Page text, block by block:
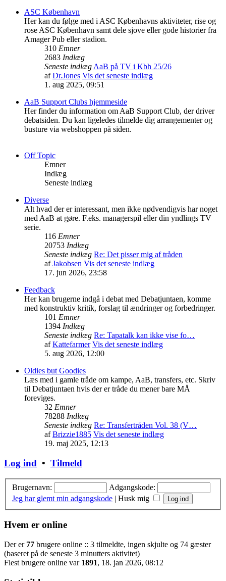
ASC København
Her kan du følge med i ASC Københavns aktiviteter, rise og
rose ASC København samt dele sjove eller gode historier fra
Amager Pub eller stadion.
310 Emner
2683 Indlæg
Seneste indlægAaB på TV i Kbh 25/26
afDr.Jones Vis det seneste indlæg
1. aug 2025, 09:51
AaB Support Clubs hjemmeside
Her finder du information om AaB Support Club, der driver
debatsiden. Du kan ligeledes tilmelde dig arrangementer og
busture via webshoppen på siden.
Off Topic
Emner
Indlæg
Seneste indlæg
Diverse
Alt hvad der er interessant, men ikke nødvendigvis har noget
med AaB at gøre. F.eks. managerspil eller din yndlings TV
serie.
116 Emner
20753 Indlæg
Seneste indlæg Re: Det pisser mig af tråden
afJakobsen Vis det seneste indlæg
17. jun 2026, 23:58
Feedback
Her kan brugerne indgå i debat med Debatjuntaen, komme
med konstruktiv kritik, forslag til ændringer og forbedringer.
101 Emner
1394 Indlæg
Seneste indlæg Re: Tapatalk kan ikke vise fo…
afKattefarmer Vis det seneste indlæg
5. aug 2026, 12:00
Oldies but Goodies
Læs med i gamle tråde om kampe, AaB, transfers, etc. Skriv
til Debatjuntaen hvis der er tråde du mener bare MÅ
foreviges.
32 Emner
78288 Indlæg
Seneste indlæg Re: Transfertråden Vol. 38 (V…
afBrizzie1885 Vis det seneste indlæg
19. maj 2025, 12:13
Log ind • Tilmeld
Brugernavn:
Adgangskode:
Jeg har glemt min adgangskode | Husk mig
Hvem er online
Der er 77 brugere online :: 3 tilmeldte, ingen skjulte og 74 gæster
(baseret på de seneste 3 minutters aktivitet)
Flest brugere online var 1891, 18. jan 2026, 08:12